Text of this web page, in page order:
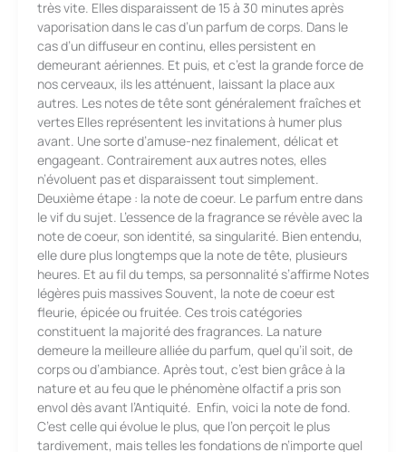
très vite. Elles disparaissent de 15 à 30 minutes après
vaporisation dans le cas d’un parfum de corps. Dans le
cas d’un diffuseur en continu, elles persistent en
demeurant aériennes. Et puis, et c’est la grande force de
nos cerveaux, ils les atténuent, laissant la place aux
autres. Les notes de tête sont généralement fraîches et
vertes Elles représentent les invitations à humer plus
avant. Une sorte d’amuse-nez finalement, délicat et
engageant. Contrairement aux autres notes, elles
n’évoluent pas et disparaissent tout simplement.
Deuxième étape : la note de coeur. Le parfum entre dans
le vif du sujet. L’essence de la fragrance se révèle avec la
note de coeur, son identité, sa singularité. Bien entendu,
elle dure plus longtemps que la note de tête, plusieurs
heures. Et au fil du temps, sa personnalité s’affirme Notes
légères puis massives Souvent, la note de coeur est
fleurie, épicée ou fruitée. Ces trois catégories
constituent la majorité des fragrances. La nature
demeure la meilleure alliée du parfum, quel qu’il soit, de
corps ou d’ambiance. Après tout, c’est bien grâce à la
nature et au feu que le phénomène olfactif a pris son
envol dès avant l’Antiquité. Enfin, voici la note de fond.
C’est celle qui évolue le plus, que l’on perçoit le plus
tardivement, mais telles les fondations de n’importe quel